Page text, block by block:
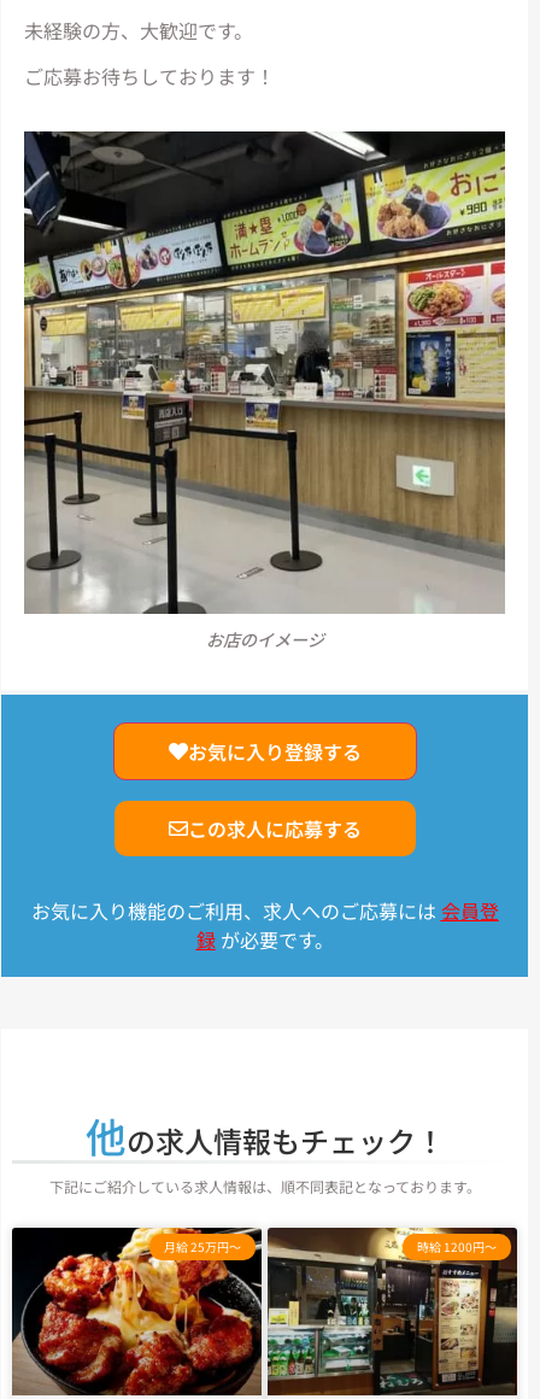
未経験の方、大歓迎です。
ご応募お待ちしております！
お店のイメージ
お気に入り登録する
この求人に応募する
お気に入り機能のご利用、求人へのご応募には 会員登
録が必要です。
他の求人情報もチェック！
下記にご紹介している求人情報は、順不同表記となっております。
月給 25万円～ 時給 1200円～